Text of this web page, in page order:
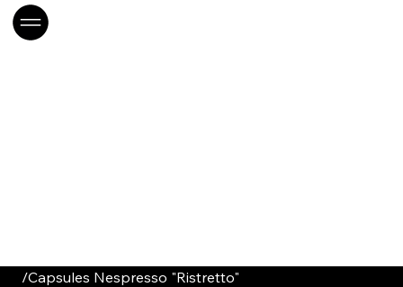
/Capsules Nespresso "Ristretto"